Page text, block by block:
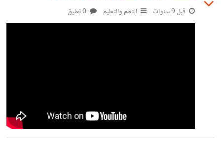
قبل 9 سنوات التعلم والتعليم